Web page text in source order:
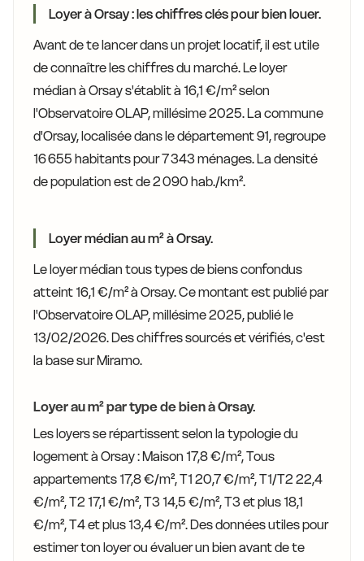
Loyer à Orsay : les chiffres clés pour bien louer.
Avant de te lancer dans un projet locatif, il est utile
de connaître les chiffres du marché. Le loyer
médian à Orsay s'établit à 16,1 €/m² selon
l'Observatoire OLAP, millésime 2025. La commune
d'Orsay, localisée dans le département 91, regroupe
16 655 habitants pour 7 343 ménages. La densité
de population est de 2 090 hab./km².
Loyer médian au m² à Orsay.
Le loyer médian tous types de biens confondus
atteint 16,1 €/m² à Orsay. Ce montant est publié par
l'Observatoire OLAP, millésime 2025, publié le
13/02/2026. Des chiffres sourcés et vérifiés, c'est
la base sur Miramo.
Loyer au m² par type de bien à Orsay.
Les loyers se répartissent selon la typologie du
logement à Orsay : Maison 17,8 €/m², Tous
appartements 17,8 €/m², T1 20,7 €/m², T1/T2 22,4
€/m², T2 17,1 €/m², T3 14,5 €/m², T3 et plus 18,1
€/m², T4 et plus 13,4 €/m². Des données utiles pour
estimer ton loyer ou évaluer un bien avant de te